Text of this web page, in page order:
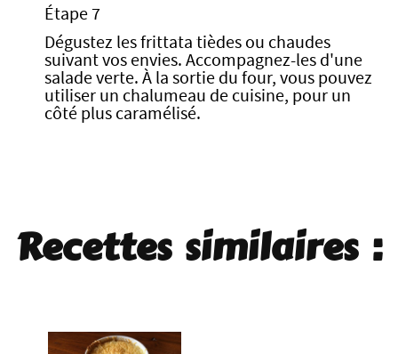
Étape 7
Dégustez les frittata tièdes ou chaudes
suivant vos envies. Accompagnez-les d'une
salade verte. À la sortie du four, vous pouvez
utiliser un chalumeau de cuisine, pour un
côté plus caramélisé.
Recettes similaires :